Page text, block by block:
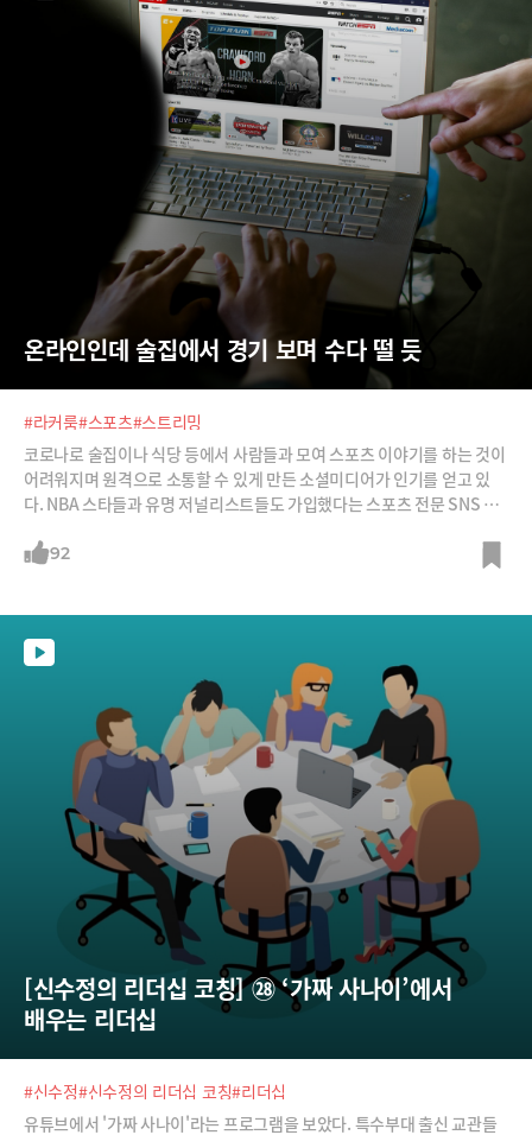
온라인인데 술집에서 경기 보며 수다 떨 듯
#라커룸#스포츠#스트리밍
코로나로 술집이나 식당 등에서 사람들과 모여 스포츠 이야기를 하는 것이
어려워지며 원격으로 소통할 수 있게 만든 소셜미디어가 인기를 얻고 있
다. NBA 스타들과 유명 저널리스트들도 가입했다는 스포츠 전문 SNS 라
92
[신수정의 리더십 코칭] ㉘ ‘가짜 사나이’에서
배우는 리더십
#신수정#신수정의 리더십 코칭#리더십
유튜브에서 '가짜 사나이'라는 프로그램을 보았다. 특수부대 출신 교관들